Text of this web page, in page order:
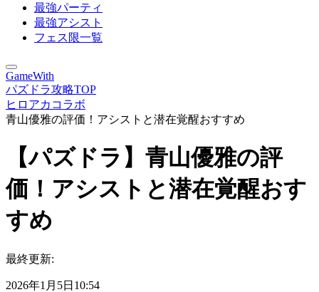
最強パーティ
最強アシスト
フェス限一覧
GameWith
パズドラ攻略TOP
ヒロアカコラボ
青山優雅の評価！アシストと潜在覚醒おすすめ
【パズドラ】青山優雅の評
価！アシストと潜在覚醒おす
すめ
最終更新:
2026年1月5日10:54